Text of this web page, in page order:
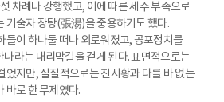
차례나 강행했고, 이에 따른 세수 부족으로
기술자 장탕(張湯)을 중용하기도 했다.
들이 하나둘 떠나 외로워졌고, 공포정치를
라는 내리막길을 걷게 된다. 표면적으로는
었지만, 실질적으로는 진시황과 다를 바 없는
바로 한 무제였다.